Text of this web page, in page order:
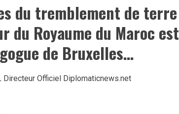
du tremblement de terre
du Royaume du Maroc est
de Bruxelles…
Directeur Officiel Diplomaticnews.net